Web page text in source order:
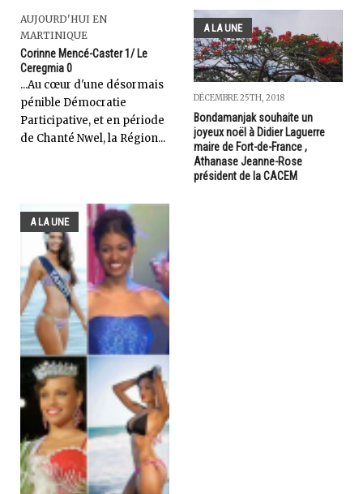
AUJOURD'HUI EN
MARTINIQUE
Corinne Mencé-Caster 1/ Le
Ceregmia 0
...Au cœur d'une désormais
pénible Démocratie
Participative, et en période
de Chanté Nwel, la Région...
A LA UNE
DÉCEMBRE 25TH, 2018
Bondamanjak souhaite un
joyeux noël à Didier Laguerre
maire de Fort-de-France ,
Athanase Jeanne-Rose
président de la CACEM
A LA UNE